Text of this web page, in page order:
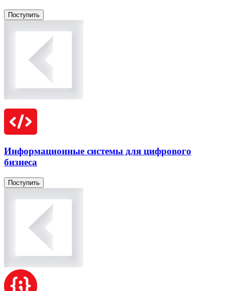
Поступить
Информационные системы для цифрового
бизнеса
Поступить